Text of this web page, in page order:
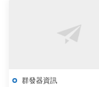
群發器資訊